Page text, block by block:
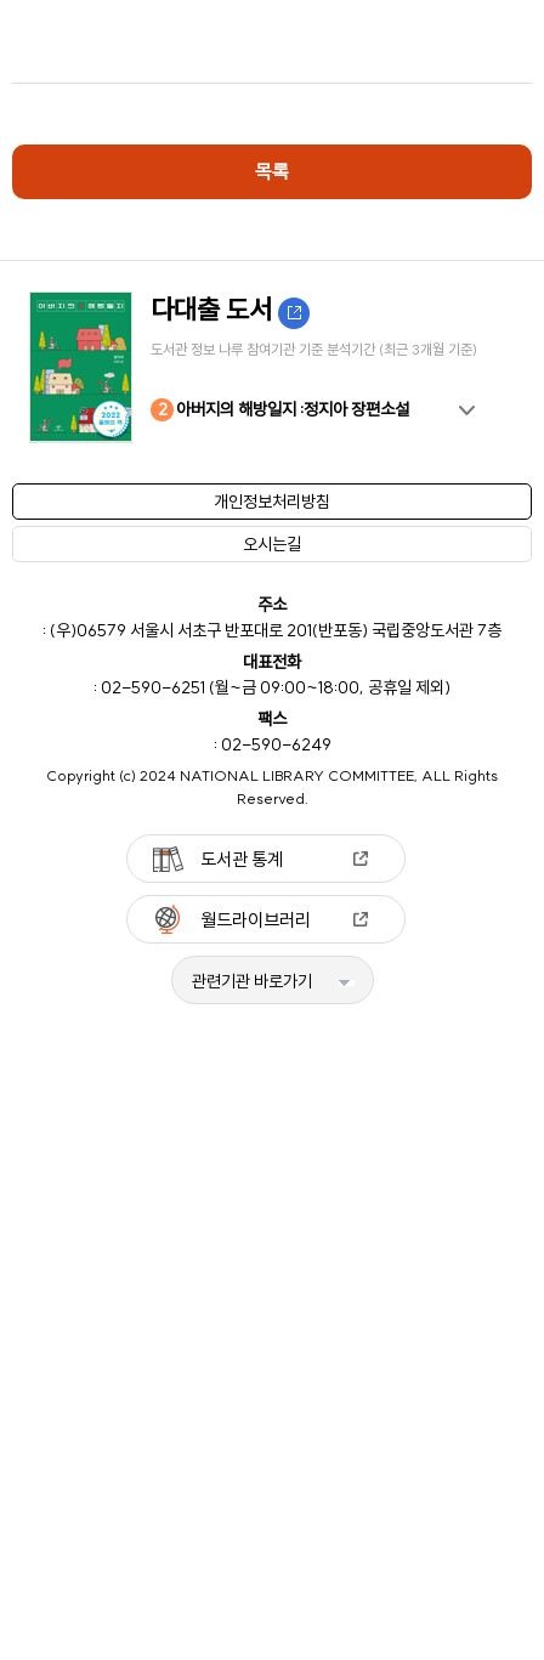
목록
다대출 도서
도서관 정보 나루 참여기관 기준 분석기간 (최근 3개월 기준)
1
2 아버지의 해방일지 :정지아 장편소설
3
4
5
6
7
8
9
10
개인정보처리방침
오시는길
주소
: (우)06579 서울시 서초구 반포대로 201(반포동) 국립중앙도서관 7층
대표전화
: 02-590-6251 (월~금 09:00~18:00, 공휴일 제외)
팩스
: 02-590-6249
Copyright (c) 2024 NATIONAL LIBRARY COMMITTEE, ALL Rights
Reserved.
도서관 통계
월드라이브러리
관련기관 바로가기